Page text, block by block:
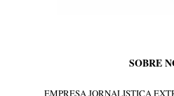
SOBRE
EMPRESA JORNALISTICA